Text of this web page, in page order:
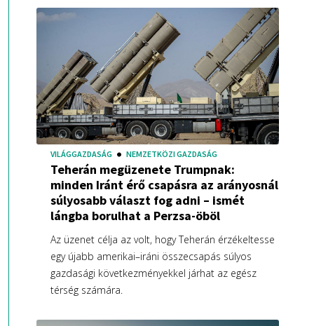
VILÁGGAZDASÁG NEMZETKÖZI GAZDASÁG
Teherán megüzenete Trumpnak:
minden Iránt érő csapásra az arányosnál
súlyosabb választ fog adni – ismét
lángba borulhat a Perzsa-öböl
Az üzenet célja az volt, hogy Teherán érzékeltesse
egy újabb amerikai–iráni összecsapás súlyos
gazdasági következményekkel járhat az egész
térség számára.